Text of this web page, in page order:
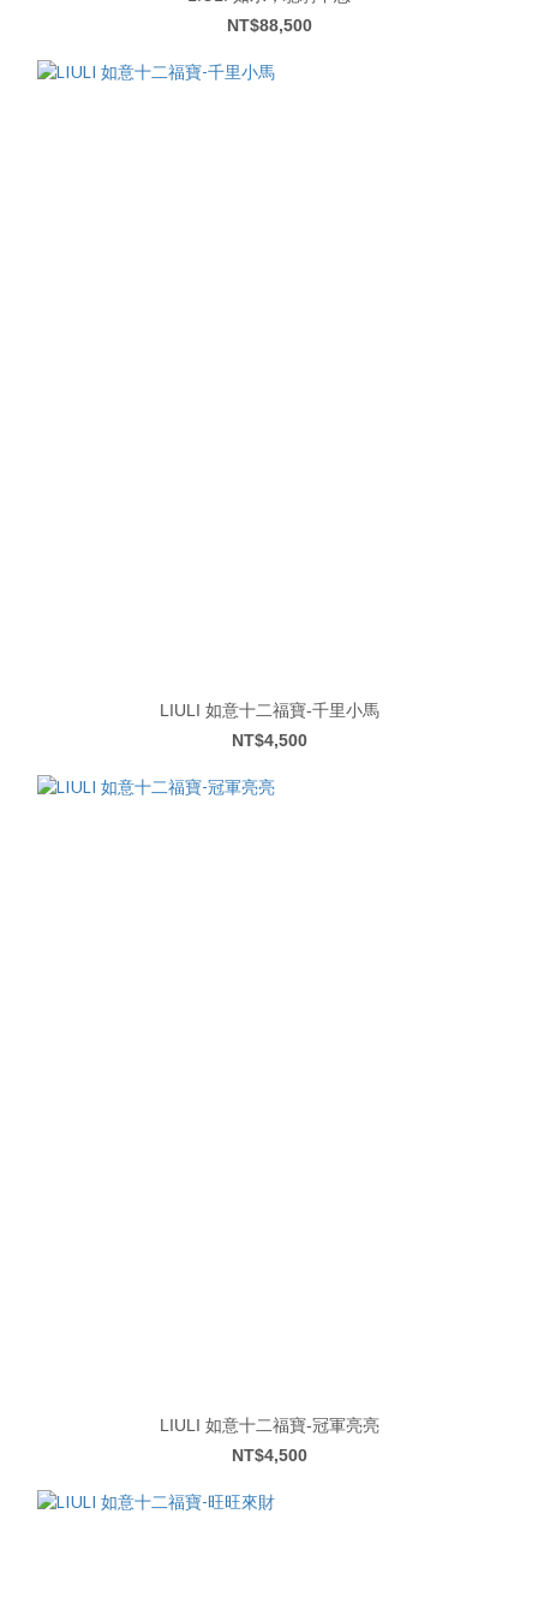
NT$88,500
LIULI 如意十二福寶-千里小馬
NT$4,500
LIULI 如意十二福寶-冠軍亮亮
NT$4,500